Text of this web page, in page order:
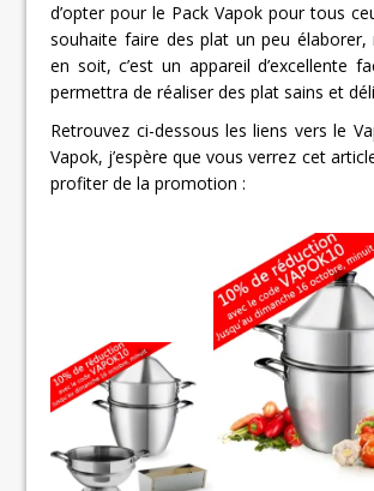
d’opter pour le Pack Vapok pour tous
souhaite faire des plat un peu élaborer,
en soit, c’est un appareil d’excellente
permettra de réaliser des plat sains et
Retrouvez ci-dessous les liens vers le
Vapok, j’espère que vous verrez cet
profiter de la promotion :